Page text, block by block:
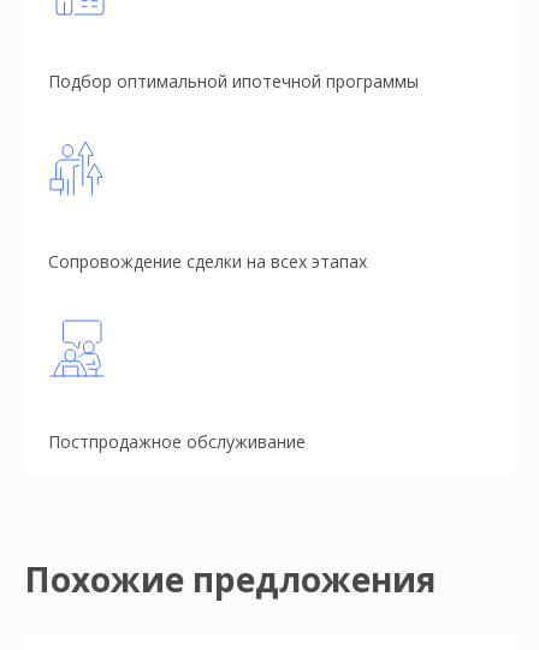
Подбор оптимальной ипотечной программы
Сопровождение сделки на всех этапах
Постпродажное обслуживание
Похожие предложения